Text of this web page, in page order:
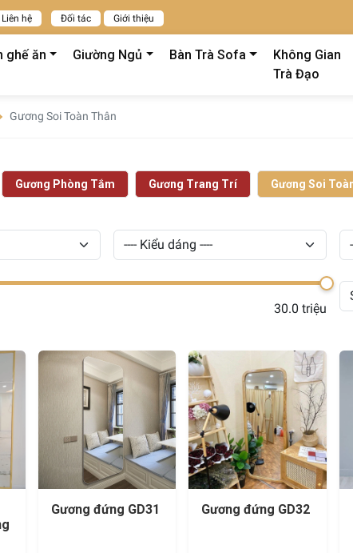
Liên hệ Đối tác Giới thiệu
ghế ăn Giường Ngủ Bàn Trà Sofa
Không Gian
Trà Đạo
Gương Soi Toàn Thân
Gương Phòng Tắm Gương Trang Trí Gương Soi
30.0 triệu
Gương đứng GD31 Gương đứng GD32